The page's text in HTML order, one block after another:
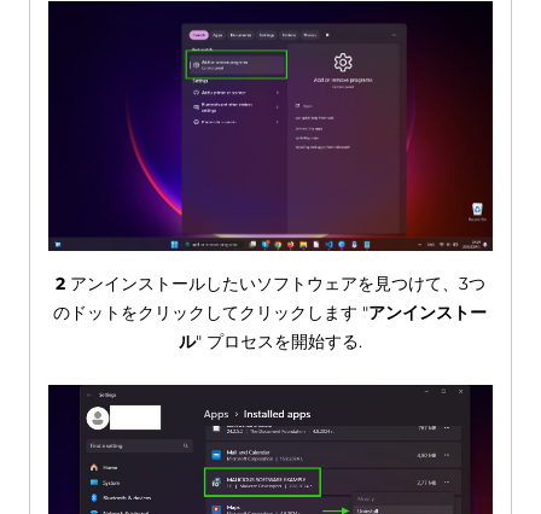
2アンインストールしたいソフトウェアを見つけて、3つ
のドットをクリックしてクリックします "アンインストー
ル" プロセスを開始する.